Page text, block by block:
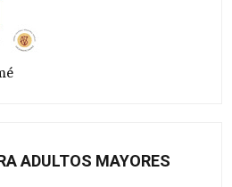
ADULTOS MAYORES